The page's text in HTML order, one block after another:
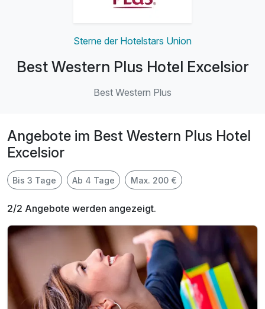
Sterne der Hotelstars Union
Best Western Plus Hotel Excelsior
Best Western Plus
Angebote im Best Western Plus Hotel
Excelsior
Bis 3 Tage Ab 4 Tage Max. 200 €
2/2 Angebote werden angezeigt.